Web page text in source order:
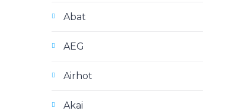
Abat
AEG
Airhot
Akai